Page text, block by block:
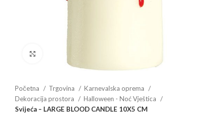
Početna Trgovina
Karnevalska oprema
Dekoracija prostora
Halloween - Noć Vještica
Svijeća – LARGE BLOOD CANDLE 10X5 CM